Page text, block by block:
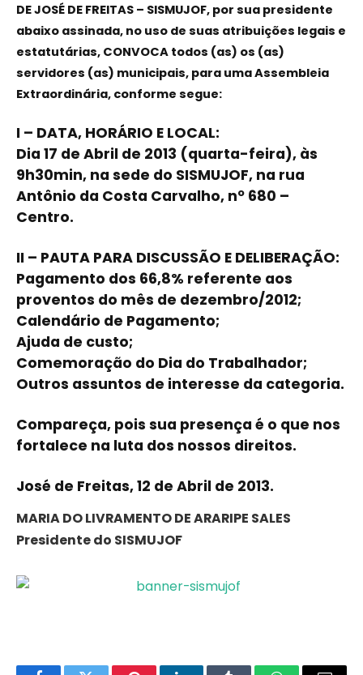
DE JOSÉ DE FREITAS – SISMUJOF, por sua presidente
abaixo assinada, no uso de suas atribuições legais e
estatutárias, CONVOCA todos (as) os (as)
servidores (as) municipais, para uma Assembleia
Extraordinária, conforme segue:
I – DATA, HORÁRIO E LOCAL:
Dia 17 de Abril de 2013 (quarta-feira), às
9h30min, na sede do SISMUJOF, na rua
Antônio da Costa Carvalho, nº 680 –
Centro.
II – PAUTA PARA DISCUSSÃO E DELIBERAÇÃO:
Pagamento dos 66,8% referente aos
proventos do mês de dezembro/2012;
Calendário de Pagamento;
Ajuda de custo;
Comemoração do Dia do Trabalhador;
Outros assuntos de interesse da categoria.
Compareça, pois sua presença é o que nos
fortalece na luta dos nossos direitos.
José de Freitas, 12 de Abril de 2013.
MARIA DO LIVRAMENTO DE ARARIPE SALES
Presidente do SISMUJOF